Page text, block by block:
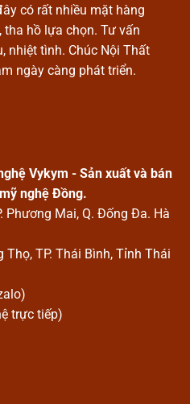
có rất nhiều mặt hàng
tha hồ lựa chọn. Tư vấn
nhiệt tình. Chúc Nội Thất
ngày càng phát triển.
Vykym - Sản xuất và bán
nghệ Đồng.
Phương Mai, Q. Đống Đa. Hà
Thọ, TP. Thái Bình, Tỉnh Thái
trực tiếp)